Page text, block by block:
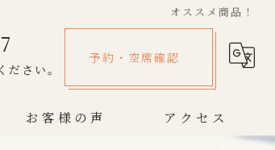
オススメ商品！
さい。
予約・空席確認
お客様の声 アクセス